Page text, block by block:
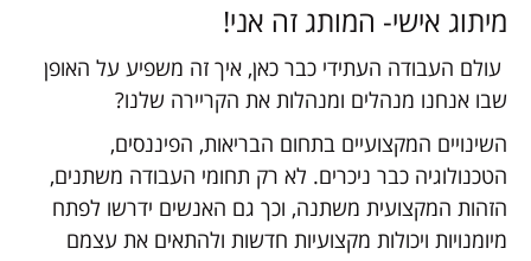
מיתוג אישי- המותג זה אני!
עולם העבודה העתידי כבר כאן, איך זה משפיע על האופן
שבו אנחנו מנהלים ומנהלות את הקריירה שלנו?
השינויים המקצועיים בתחום הבריאות, הפיננסים,
הטכנולוגיה כבר ניכרים. לא רק תחומי העבודה משתנים,
הזהות המקצועית משתנה, וכך גם האנשים ידרשו לפתח
מיומנויות ויכולות מקצועיות חדשות ולהתאים את עצמם